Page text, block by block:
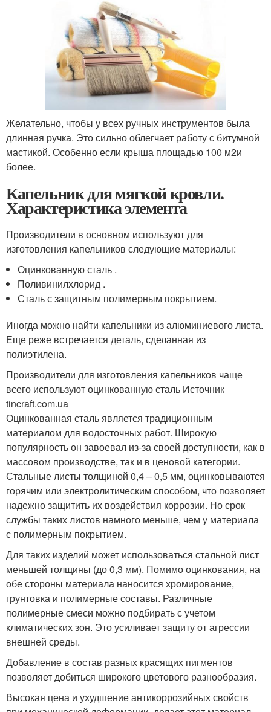
Желательно, чтобы у всех ручных инструментов была
длинная ручка. Это сильно облегчает работу с битумной
мастикой. Особенно если крыша площадью 100 м2и
более.
Капельник для мягкой кровли.
Характеристика элемента
Производители в основном используют для
изготовления капельников следующие материалы:
Оцинкованную сталь .
Поливинилхлорид .
Сталь с защитным полимерным покрытием.
Иногда можно найти капельники из алюминиевого листа.
Еще реже встречается деталь, сделанная из
полиэтилена.
Производители для изготовления капельников чаще
всего используют оцинкованную сталь Источник
tincraft.com.ua
Оцинкованная сталь является традиционным
материалом для водосточных работ. Широкую
популярность он завоевал из-за своей доступности, как в
массовом производстве, так и в ценовой категории.
Стальные листы толщиной 0,4 – 0,5 мм, оцинковываются
горячим или электролитическим способом, что позволяет
надежно защитить их воздействия коррозии. Но срок
службы таких листов намного меньше, чем у материала
с полимерным покрытием.
Для таких изделий может использоваться стальной лист
меньшей толщины (до 0,3 мм). Помимо оцинкования, на
обе стороны материала наносится хромирование,
грунтовка и полимерные составы. Различные
полимерные смеси можно подбирать с учетом
климатических зон. Это усиливает защиту от агрессии
внешней среды.
Добавление в состав разных красящих пигментов
позволяет добиться широкого цветового разнообразия.
Высокая цена и ухудшение антикоррозийных свойств